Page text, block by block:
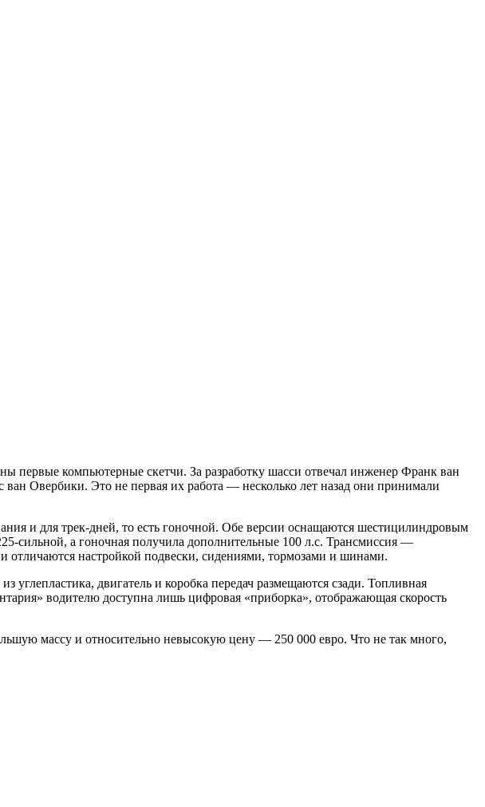
первые компьютерные скетчи. За разработку шасси отвечал инженер Франк ван
Овербики. Это не первая их работа — несколько лет назад они принимали
и для трек-дней, то есть гоночной. Обе версии оснащаются шестицилиндровым
сильной, а гоночная получила дополнительные 100 л.с. Трансмиссия —
отличаются настройкой подвески, сидениями, тормозами и шинами.
двигатель и коробка передач размещаются сзади. Топливная
водителю доступна лишь цифровая «приборка», отображающая скорость
массу и относительно невысокую цену — 250 000 евро. Что не так много,